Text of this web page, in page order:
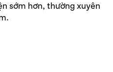
sớm hơn, thường xuyên